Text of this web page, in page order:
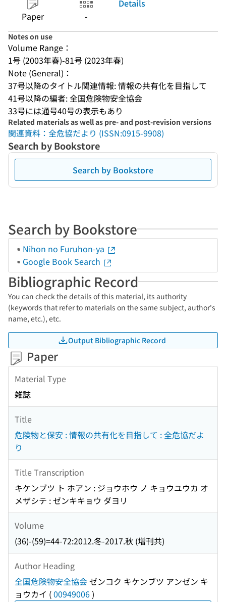
Paper -
Details
Notes on use
Volume Range：
1号 (2003年春)-81号 (2023年春)
Note (General)：
37号以降のタイトル関連情報: 情報の共有化を目指して
41号以降の編者: 全国危険物安全協会
33号には通号40号の表示もあり
Related materials as well as pre- and post-revision versions
関連資料：全危協だより (ISSN:0915-9908)
Search by Bookstore
Search by Bookstore
Search by Bookstore
Nihon no Furuhon-ya
Google Book Search
Bibliographic Record
You can check the details of this material, its authority
(keywords that refer to materials on the same subject, author's
name, etc.), etc.
Output Bibliographic Record
Paper
Material Type
雑誌
Title
危険物と保安 : 情報の共有化を目指して : 全危協だよ
り
Title Transcription
キケンブツ ト ホアン : ジョウホウ ノ キョウユウカ オ
メザシテ : ゼンキキョウ ダヨリ
Volume
(36)-(59)=44-72:2012.冬-2017.秋 (増刊共)
Author Heading
全国危険物安全協会ゼンコク キケンブツ アンゼン キ
ョウカイ (00949006)